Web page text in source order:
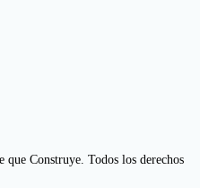
Construye. Todos los derechos